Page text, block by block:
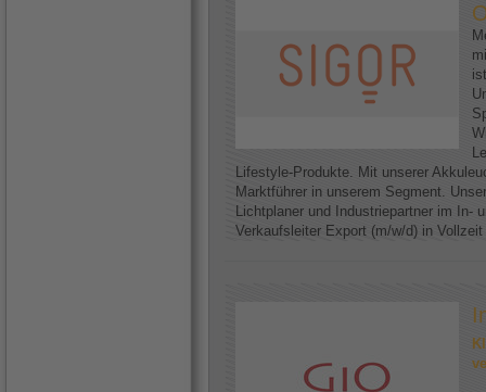
Lifestyle-Produkte. Mit unserer
Marktführer in unserem Segment.
Lichtplaner und Industriepartner im In-
Verkaufsleiter Export (m/w/d) in